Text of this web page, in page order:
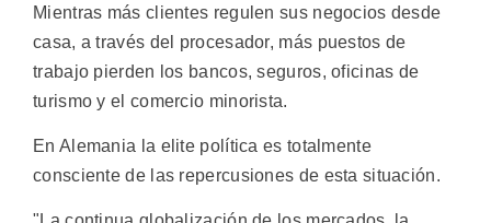
Mientras más clientes regulen sus negocios desde
casa, a través del procesador, más puestos de
trabajo pierden los bancos, seguros, oficinas de
turismo y el comercio minorista.
En Alemania la elite política es totalmente
consciente de las repercusiones de esta situación.